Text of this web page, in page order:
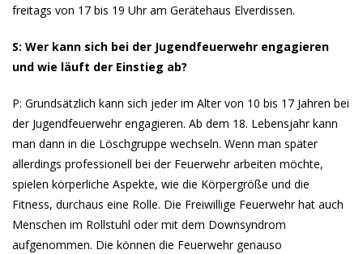
freitags von 17 bis 19 Uhr am Gerätehaus Elverdissen.
S: Wer kann sich bei der Jugendfeuerwehr engagieren
und wie läuft der Einstieg ab?
P: Grundsätzlich kann sich jeder im Alter von 10 bis 17 Jahren bei
der Jugendfeuerwehr engagieren. Ab dem 18. Lebensjahr kann
man dann in die Löschgruppe wechseln. Wenn man später
allerdings professionell bei der Feuerwehr arbeiten möchte,
spielen körperliche Aspekte, wie die Körpergröße und die
Fitness, durchaus eine Rolle. Die Freiwillige Feuerwehr hat auch
Menschen im Rollstuhl oder mit dem Downsyndrom
aufgenommen. Die können die Feuerwehr genauso